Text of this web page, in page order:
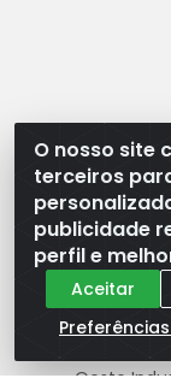
O nosso site
terceiros
publicidade
perfil e
Aceitar
WB
Oeste